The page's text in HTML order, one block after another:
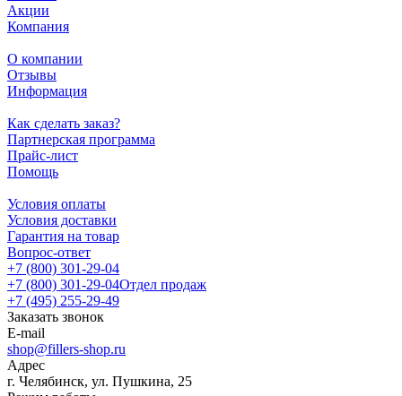
Акции
Компания
О компании
Отзывы
Информация
Как сделать заказ?
Партнерская программа
Прайс-лист
Помощь
Условия оплаты
Условия доставки
Гарантия на товар
Вопрос-ответ
+7 (800) 301-29-04
+7 (800) 301-29-04Отдел продаж
+7 (495) 255-29-49
Заказать звонок
E-mail
shop@fillers-shop.ru
Адрес
г. Челябинск, ул. Пушкина, 25